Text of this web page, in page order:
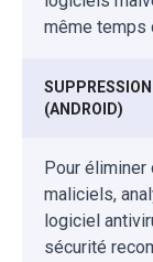
même temps
(ANDROID)
Pour
maliciels,
logiciel
sécurité